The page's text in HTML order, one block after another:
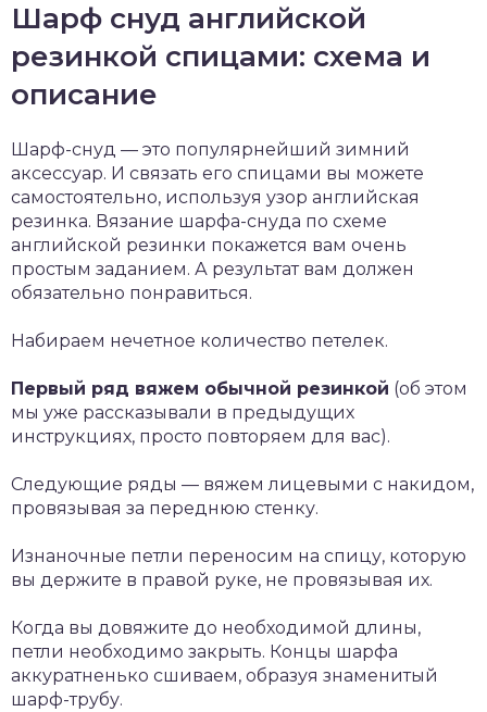
Шарф снуд английской
резинкой спицами: схема и
описание
Шарф-снуд — это популярнейший зимний
аксессуар. И связать его спицами вы можете
самостоятельно, используя узор английская
резинка. Вязание шарфа-снуда по схеме
английской резинки покажется вам очень
простым заданием. А результат вам должен
обязательно понравиться.
Набираем нечетное количество петелек.
Первый ряд вяжем обычной резинкой (об этом
мы уже рассказывали в предыдущих
инструкциях, просто повторяем для вас).
Следующие ряды — вяжем лицевыми с накидом,
провязывая за переднюю стенку.
Изнаночные петли переносим на спицу, которую
вы держите в правой руке, не провязывая их.
Когда вы довяжите до необходимой длины,
петли необходимо закрыть. Концы шарфа
аккуратненько сшиваем, образуя знаменитый
шарф-трубу.